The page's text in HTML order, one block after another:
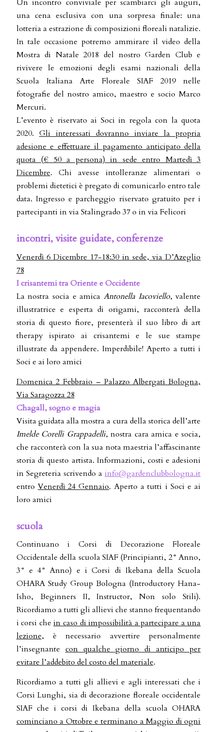
Un incontro conviviale per scambiarci gli auguri,
una cena esclusiva con una sorpresa finale: una
lotteria a estrazione di composizioni floreali natalizie.
In tale occasione potremo ammirare il video della
Mostra di Natale 2018 del nostro Garden Club e
rivivere le emozioni degli esami nazionali della
Scuola Italiana Arte Floreale SIAF 2019 nelle
fotografie del nostro amico, maestro e socio Marco
Mercuri.
L’evento è riservato ai Soci in regola con la quota
2020. Gli interessati dovranno inviare la propria
adesione e effettuare il pagamento anticipato della
quota (€ 50 a persona) in sede entro Martedì 3
Dicembre. Chi avesse intolleranze alimentari o
problemi dietetici è pregato di comunicarlo entro tale
data. Ingresso e parcheggio riservato gratuito per i
partecipanti in via Stalingrado 37 o in via Felicori
incontri, visite guidate, conferenze
Venerdì 6 Dicembre 17-18:30 in sede, via D’Azeglio
78
I crisantemi tra Oriente e Occidente
La nostra socia e amicaAntonella Iacoviello, valente
illustratrice e esperta di origami, racconterà della
storia di questo fiore, presenterà il suo libro di art
therapy ispirato ai crisantemi e le sue stampe
illustrate da appendere. Imperdibile! Aperto a tutti i
Soci e ai loro amici
Domenica 2 Febbraio – Palazzo Albergati Bologna,
Via Saragozza 28
Chagall, sogno e magia
Visita guidata alla mostra a cura della storica dell’arte
Imelde Corelli Grappadelli, nostra cara amica e socia,
che racconterà con la sua nota maestria l’affascinante
storia di questo artista. Informazioni, costi e adesioni
in Segreteria scrivendo a info@gardenclubbologna.it
entro Venerdì 24 Gennaio. Aperto a tutti i Soci e ai
loro amici
scuola
Continuano i Corsi di Decorazione Floreale
Occidentale della scuola SIAF (Principianti, 2° Anno,
3° e 4° Anno) e i Corsi di Ikebana della Scuola
OHARA Study Group Bologna (Introductory Hana-
Isho, Beginners II, Instructor, Non solo Stili).
Ricordiamo a tutti gli allievi che stanno frequentando
i corsi chein caso di impossibilità a partecipare a una
lezione, è necessario avvertire personalmente
l’insegnante con qualche giorno di anticipo per
evitare l’addebito del costo del materiale.
Ricordiamo a tutti gli allievi e agli interessati che i
Corsi Lunghi, sia di decorazione floreale occidentale
SIAF che i corsi di Ikebana della scuola OHARA
cominciano a Ottobre e terminano a Maggio di ogni